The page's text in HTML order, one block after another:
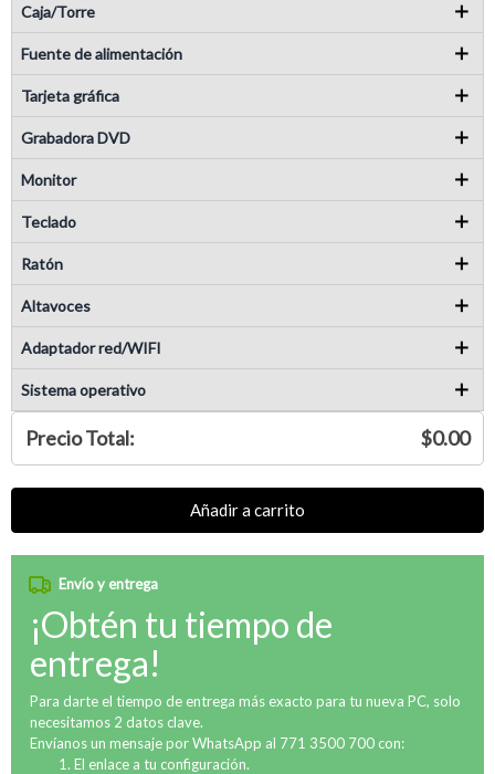
Caja/Torre
Fuente de alimentación
Tarjeta gráfica
Grabadora DVD
Monitor
Teclado
Ratón
Altavoces
Adaptador red/WIFI
Sistema operativo
Precio Total: $0.00
Añadir a carrito
Envío y entrega
¡Obtén tu tiempo de
entrega!
Para darte el tiempo de entrega más exacto para tu nueva PC, solo
necesitamos 2 datos clave.
Envíanos un mensaje por WhatsApp al 771 3500 700 con:
El enlace a tu configuración.